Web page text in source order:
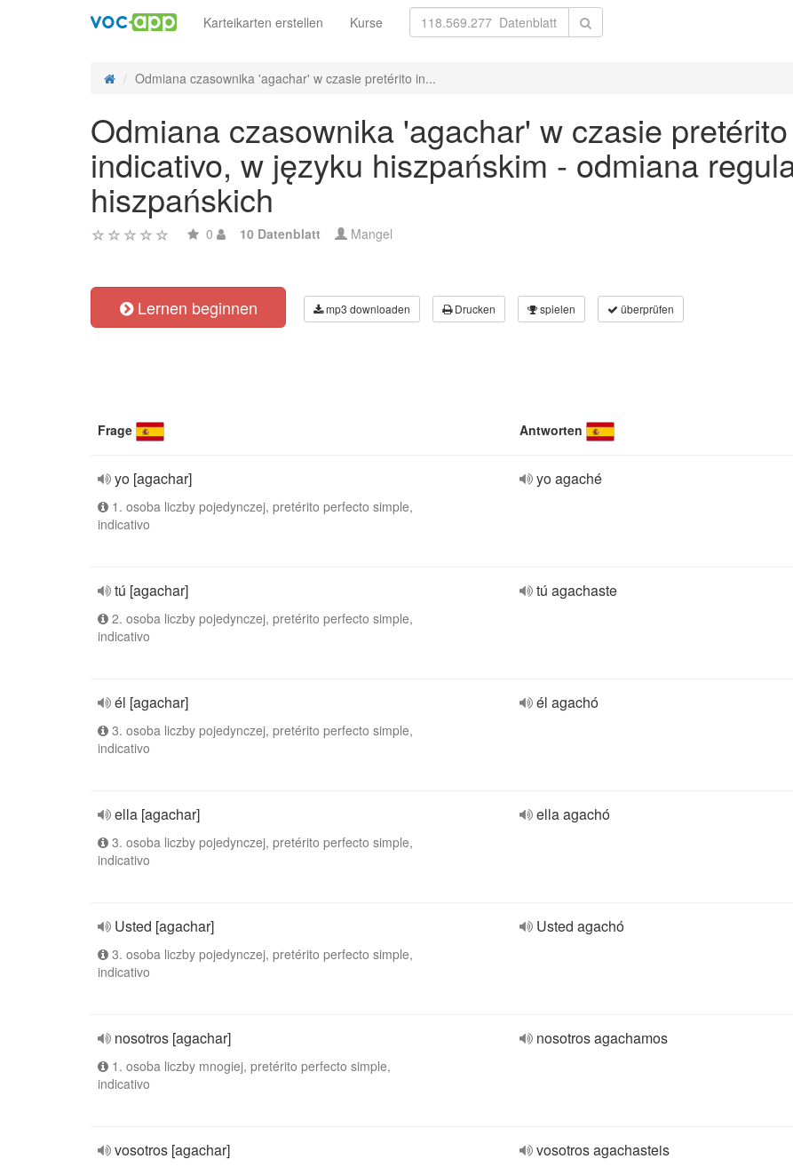
Karteikarten erstellen Kurse
Odmiana czasownika 'agachar' w czasie pretérito in...
Odmiana czasownika 'agachar' w czasie
indicativo, w języku hiszpańskim - odmiana
hiszpańskich
0 10 Datenblatt Mangel
Lernen beginnen mp3 downloaden Drucken spielen überprüfen
Frage Antworten
yo [agachar]
1. osoba liczby pojedynczej, pretérito perfecto simple,
indicativo
yo agaché
tú [agachar]
2. osoba liczby pojedynczej, pretérito perfecto simple,
indicativo
tú agachaste
él [agachar]
3. osoba liczby pojedynczej, pretérito perfecto simple,
indicativo
él agachó
ella [agachar]
3. osoba liczby pojedynczej, pretérito perfecto simple,
indicativo
ella agachó
Usted [agachar]
3. osoba liczby pojedynczej, pretérito perfecto simple,
indicativo
Usted agachó
nosotros [agachar]
1. osoba liczby mnogiej, pretérito perfecto simple,
indicativo
nosotros agachamos
vosotros [agachar] vosotros agachasteis